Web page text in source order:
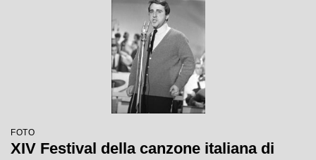
FOTO
XIV Festival della canzone italiana di